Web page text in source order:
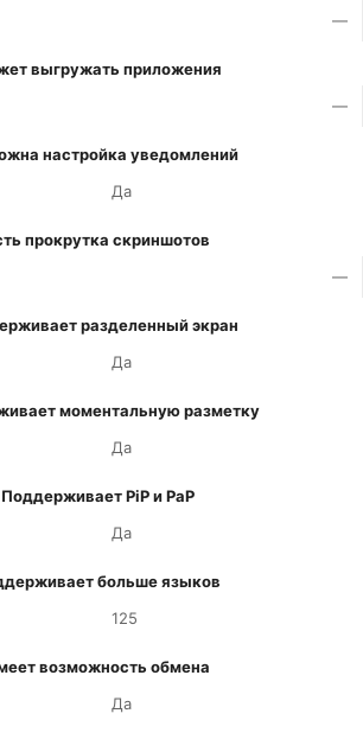
—
выгружать приложения
—
настройка уведомлений
Да
прокрутка скриншотов
—
разделенный экран
Да
моментальную разметку
Да
Поддерживает PiP и PaP
Да
больше языков
125
возможность обмена
Да